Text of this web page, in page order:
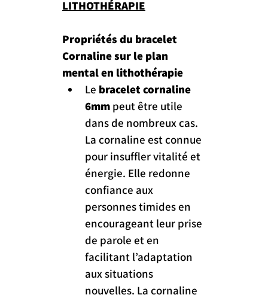
LITHOTHÉRAPIE
Propriétés du bracelet
Cornaline sur le plan
mental en lithothérapie
Le bracelet cornaline
6mm peut être utile
dans de nombreux cas.
La cornaline est connue
pour insuffler vitalité et
énergie. Elle redonne
confiance aux
personnes timides en
encourageant leur prise
de parole et en
facilitant l’adaptation
aux situations
nouvelles. La cornaline